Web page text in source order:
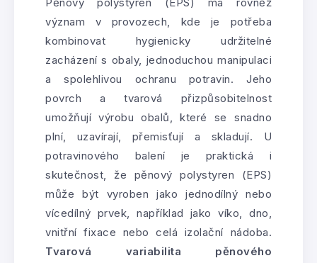
Pěnový polystyren (EPS) má rovněž
význam v provozech, kde je potřeba
kombinovat hygienicky udržitelné
zacházení s obaly, jednoduchou manipulaci
a spolehlivou ochranu potravin. Jeho
povrch a tvarová přizpůsobitelnost
umožňují výrobu obalů, které se snadno
plní, uzavírají, přemisťují a skladují. U
potravinového balení je praktická i
skutečnost, že pěnový polystyren (EPS)
může být vyroben jako jednodílný nebo
vícedílný prvek, například jako víko, dno,
vnitřní fixace nebo celá izolační nádoba.
Tvarová variabilita pěnového